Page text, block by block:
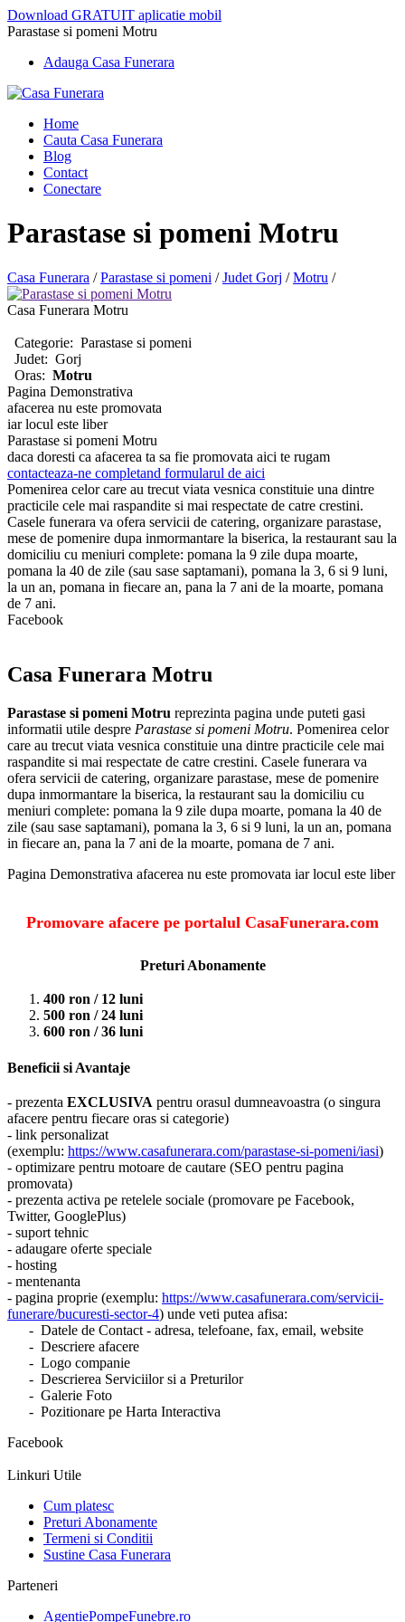
Download GRATUIT aplicatie mobil
Parastase si pomeni Motru
Adauga Casa Funerara
Home
Cauta Casa Funerara
Blog
Contact
Conectare
Parastase si pomeni Motru
Casa Funerara /Parastase si pomeni /Judet Gorj /Motru /
Casa Funerara Motru
Categorie: Parastase si pomeni
Judet: Gorj
Oras: Motru
Pagina Demonstrativa
afacerea nu este promovata
iar locul este liber
Parastase si pomeni Motru
daca doresti ca afacerea ta sa fie promovata aici te rugam
contacteaza-ne completand formularul de aici
Pomenirea celor care au trecut viata vesnica constituie una dintre
practicile cele mai raspandite si mai respectate de catre crestini.
Casele funerara va ofera servicii de catering, organizare parastase,
mese de pomenire dupa inmormantare la biserica, la restaurant sau la
domiciliu cu meniuri complete: pomana la 9 zile dupa moarte,
pomana la 40 de zile (sau sase saptamani), pomana la 3, 6 si 9 luni,
la un an, pomana in fiecare an, pana la 7 ani de la moarte, pomana
de 7 ani.
Facebook
Casa Funerara Motru
Parastase si pomeni Motru reprezinta pagina unde puteti gasi
informatii utile despre Parastase si pomeni Motru. Pomenirea celor
care au trecut viata vesnica constituie una dintre practicile cele mai
raspandite si mai respectate de catre crestini. Casele funerara va
ofera servicii de catering, organizare parastase, mese de pomenire
dupa inmormantare la biserica, la restaurant sau la domiciliu cu
meniuri complete: pomana la 9 zile dupa moarte, pomana la 40 de
zile (sau sase saptamani), pomana la 3, 6 si 9 luni, la un an, pomana
in fiecare an, pana la 7 ani de la moarte, pomana de 7 ani.
Pagina Demonstrativa afacerea nu este promovata iar locul este liber
Promovare afacere pe portalul CasaFunerara.com
Preturi Abonamente
400 ron / 12 luni
500 ron / 24 luni
600 ron / 36 luni
Beneficii si Avantaje
- prezenta EXCLUSIVA pentru orasul dumneavoastra (o singura
afacere pentru fiecare oras si categorie)
- link personalizat
(exemplu: https://www.casafunerara.com/parastase-si-pomeni/iasi)
- optimizare pentru motoare de cautare (SEO pentru pagina
promovata)
- prezenta activa pe retelele sociale (promovare pe Facebook,
Twitter, GooglePlus)
- suport tehnic
- adaugare oferte speciale
- hosting
- mentenanta
- pagina proprie (exemplu: https://www.casafunerara.com/servicii-
funerare/bucuresti-sector-4) unde veti putea afisa:
- Datele de Contact - adresa, telefoane, fax, email, website
- Descriere afacere
- Logo companie
- Descrierea Serviciilor si a Preturilor
- Galerie Foto
- Pozitionare pe Harta Interactiva
Facebook
Linkuri Utile
Cum platesc
Preturi Abonamente
Termeni si Conditii
Sustine Casa Funerara
Parteneri
AgentiePompeFunebre.ro